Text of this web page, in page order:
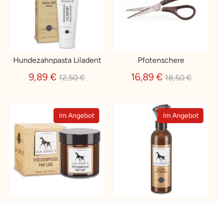
Hundezahnpasta Liladent
9,89 € Normaler
12,50 €
Pfotenschere
16,89 €Normaler
18,50 €
Im Angebot Im Angebot